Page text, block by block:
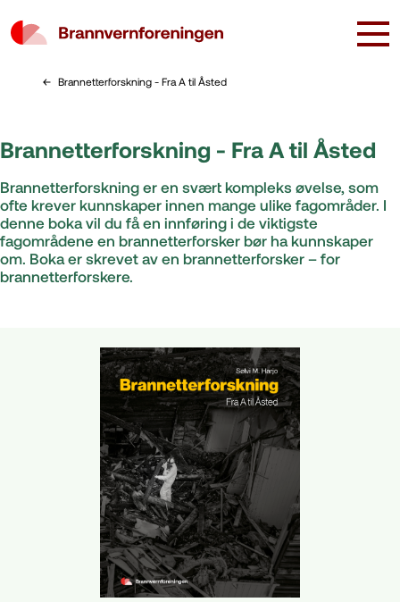
Brannetterforskning - Fra A til Åsted
Brannetterforskning - Fra A til Åsted
Brannetterforskning er en svært kompleks øvelse, som
ofte krever kunnskaper innen mange ulike fagområder. I
denne boka vil du få en innføring i de viktigste
fagområdene en brannetterforsker bør ha kunnskaper
om. Boka er skrevet av en brannetterforsker – for
brannetterforskere.